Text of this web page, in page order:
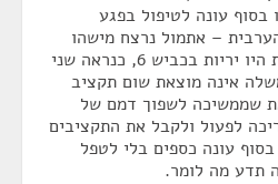
עונה לטיפול בפגע
– אתמול נרצח מישהו
בלוד, עכשיו לפני כמה דקות היו יריות בכביש 6, כנראה שני
אינה מוצאת שום תקציב
שממשיכה לשפוך דמם של
לפעול ולקבל את התקציבים
עונה כספים בלי לטפל
תדע מה לומר.